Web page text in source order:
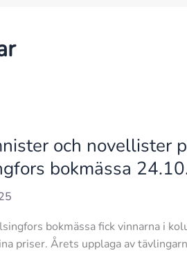
och novellister
bokmässa
bokmässa fick vinnarna i
priser. Årets upplaga av